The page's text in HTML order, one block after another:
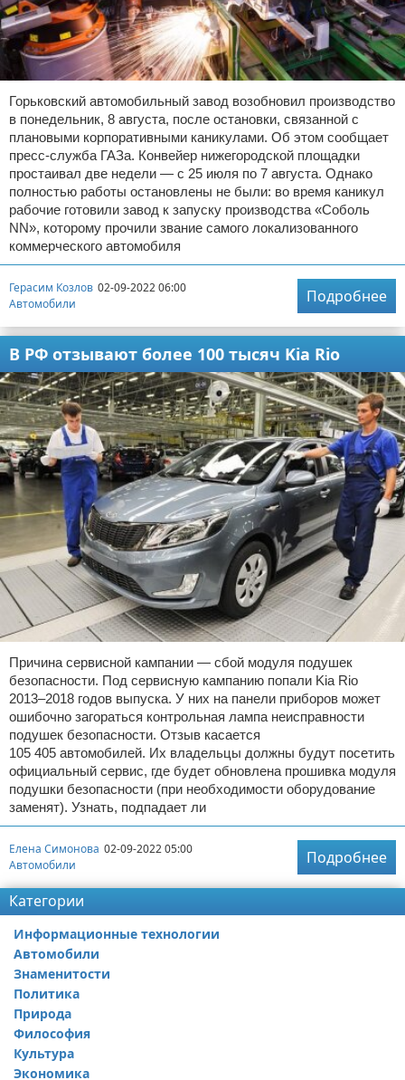
Горьковский автомобильный завод возобновил производство
в понедельник, 8 августа, после остановки, связанной с
плановыми корпоративными каникулами. Об этом сообщает
пресс-служба ГАЗа. Конвейер нижегородской площадки
простаивал две недели — с 25 июля по 7 августа. Однако
полностью работы остановлены не были: во время каникул
рабочие готовили завод к запуску производства «Соболь
NN», которому прочили звание самого локализованного
коммерческого автомобиля
Герасим Козлов 02-09-2022 06:00
Автомобили
Подробнее
В РФ отзывают более 100 тысяч Kia Rio
Причина сервисной кампании — сбой модуля подушек
безопасности. Под сервисную кампанию попали Kia Rio
2013–2018 годов выпуска. У них на панели приборов может
ошибочно загораться контрольная лампа неисправности
подушек безопасности. Отзыв касается
105 405 автомобилей. Их владельцы должны будут посетить
официальный сервис, где будет обновлена прошивка модуля
подушки безопасности (при необходимости оборудование
заменят). Узнать, подпадает ли
Елена Симонова 02-09-2022 05:00
Автомобили
Подробнее
Категории
Информационные технологии
Автомобили
Знаменитости
Политика
Природа
Философия
Культура
Экономика